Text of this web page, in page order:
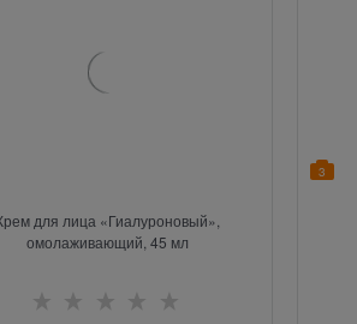
для лица «Гиалуроновый»,
омолаживающий, 45 мл
3